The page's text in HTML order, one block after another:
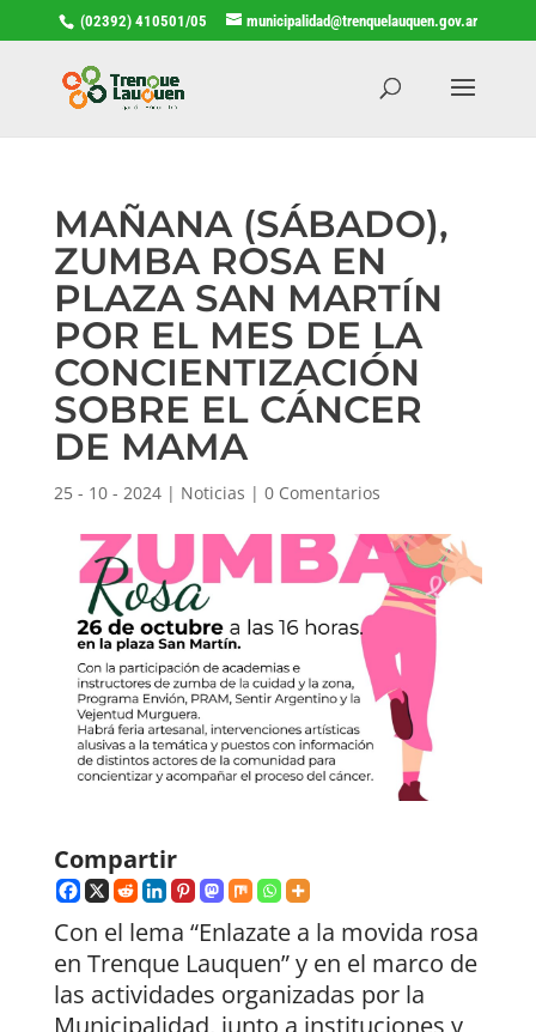
(02392) 410501/05 municipalidad@trenquelauquen.gov.ar
MAÑANA (SÁBADO),
ZUMBA ROSA EN
PLAZA SAN MARTÍN
POR EL MES DE LA
CONCIENTIZACIÓN
SOBRE EL CÁNCER
DE MAMA
25 - 10 - 2024| Noticias | 0 Comentarios
Compartir
Con el lema “Enlazate a la movida rosa
en Trenque Lauquen” y en el marco de
las actividades organizadas por la